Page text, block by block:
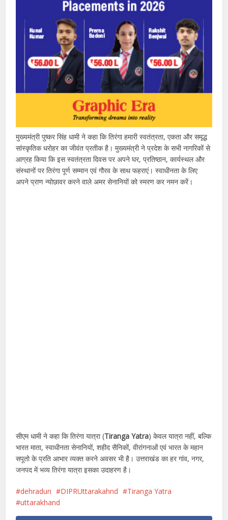
मुख्यमंत्री पुष्कर सिंह धामी ने कहा कि तिरंगा हमारी स्वतंत्रता, एकता और समृद्ध
सांस्कृतिक धरोहर का जीवंत प्रतीक है। मुख्यमंत्री ने प्रदेश के सभी नागरिकों से
आग्रह किया कि इस स्वतंत्रता दिवस पर अपने घर, प्रतिष्ठान, कार्यस्थल और
संस्थानों पर तिरंगा पूर्ण सम्मान एवं गौरव के साथ फहराएं। स्वाधीनता के लिए
अपने प्राण न्योछावर करने वाले अमर सेनानियों को स्मरण कर नमन करें।
सीएम धामी ने कहा कि तिरंगा यात्रा (Tiranga Yatra) केवल यात्रा नहीं, बल्कि
भारत माता, स्वाधीनता सेनानियों, शहीद सैनिकों, वीरांगनाओं एवं भारत के महान
सपूतो के प्रति आभार व्यक्त करने अवसर भी है। उत्तराखंड का हर गांव, नगर,
जनपद में भव्य तिरंगा यात्रा इसका उदाहरण है।
dehradun DIPRUttarakahnd
Tiranga Yatra
uttarakhand